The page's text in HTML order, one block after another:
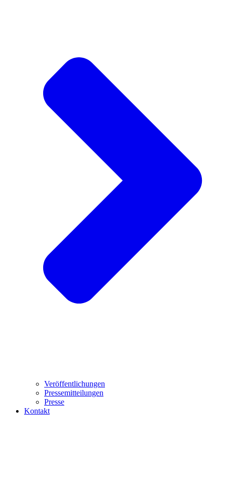
Veröffentlichungen
Pressemitteilungen
Presse
Kontakt